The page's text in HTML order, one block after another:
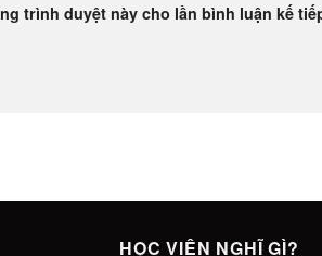
trình duyệt này cho lần bình luận kế
HỌC VIÊN NGHĨ GÌ?